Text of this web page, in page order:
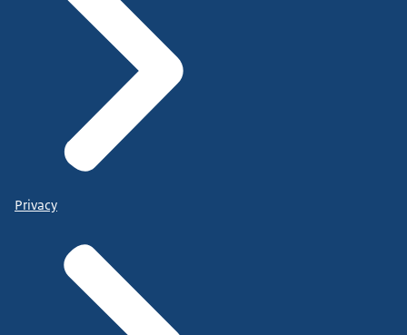
Privacy